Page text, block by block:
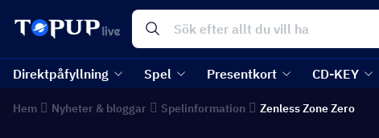
Direktpåfyllning Spel Presentkort CD-KEY
Hem Nyheter & bloggar Spelinformation Zenless Zone Zero